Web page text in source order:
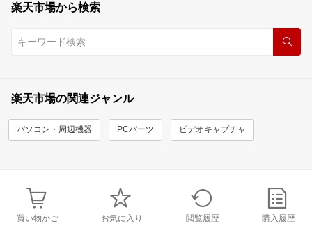
楽天市場から検索
楽天市場の関連ジャンル
パソコン・周辺機器 PCパーツ ビデオキャプチャ
買い物かご お気に入り 閲覧履歴 購入履歴